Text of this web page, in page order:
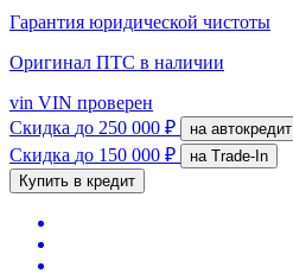
Гарантия юридической чистоты
Оригинал ПТС в наличии
vin VIN проверен
Скидка до 250 000 ₽ на автокредит
Скидка до 150 000 ₽
на Trade-In
Купить в кредит